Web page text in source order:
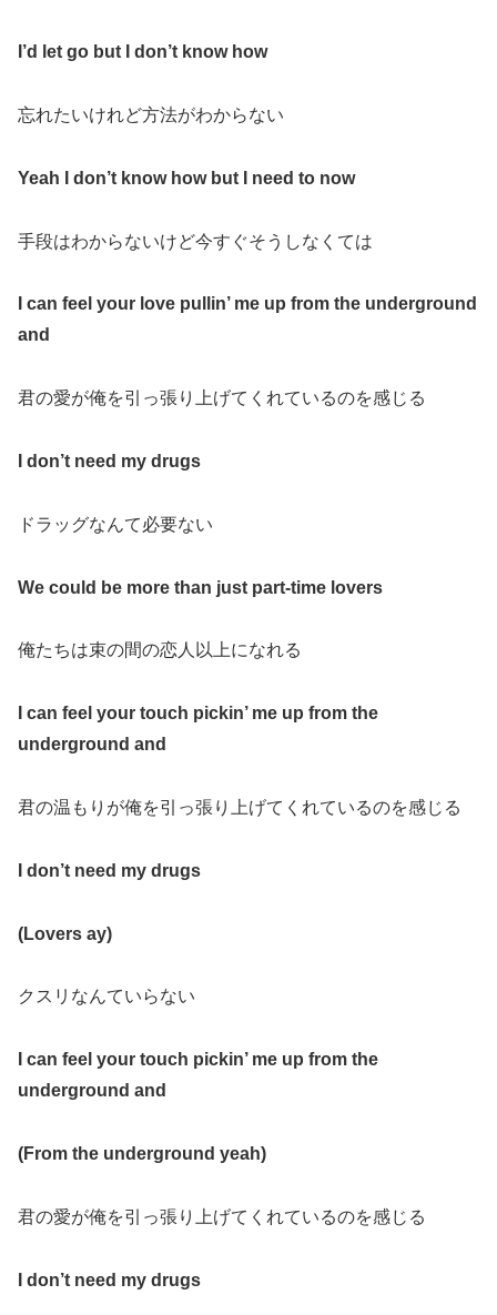
I’d let go but I don’t know how
忘れたいけれど方法がわからない
Yeah I don’t know how but I need to now
手段はわからないけど今すぐそうしなくては
I can feel your love pullin’ me up from the underground
and
君の愛が俺を引っ張り上げてくれているのを感じる
I don’t need my drugs
ドラッグなんて必要ない
We could be more than just part-time lovers
俺たちは束の間の恋人以上になれる
I can feel your touch pickin’ me up from the
underground and
君の温もりが俺を引っ張り上げてくれているのを感じる
I don’t need my drugs
(Lovers ay)
クスリなんていらない
I can feel your touch pickin’ me up from the
underground and
(From the underground yeah)
君の愛が俺を引っ張り上げてくれているのを感じる
I don’t need my drugs